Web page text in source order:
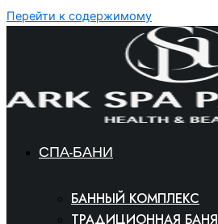
Перейти к содержимому
СПА-БАНИ
БАННЫЙ КОМПЛЕКС
ТРАДИЦИОННАЯ БАНЯ